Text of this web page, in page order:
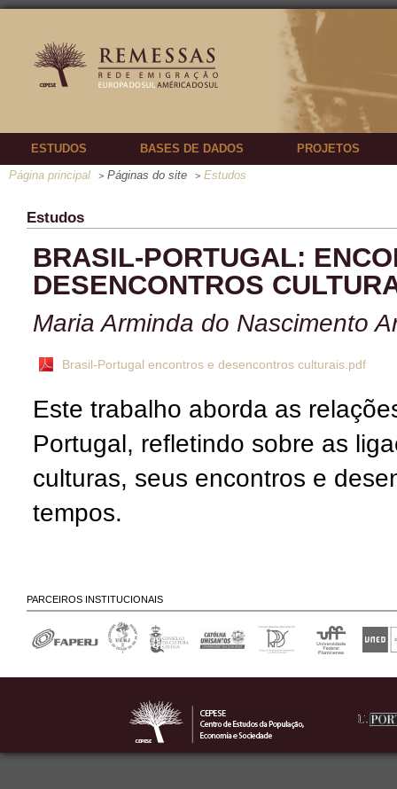
ESTUDOS BASES DE DADOS
PROJETOS
Página principal
> Páginas do site > Estudos
Estudos
BRASIL-PORTUGAL:
DESENCONTROS
Maria Arminda do Nascimento
Brasil-Portugal encontros e desencontros culturais.pdf
Este trabalho aborda as
Portugal, refletindo sobre as
culturas, seus encontros e
tempos.
PARCEIROS INSTITUCIONAIS